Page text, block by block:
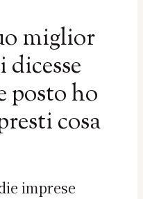
miglior
posto ho
cosa
imprese